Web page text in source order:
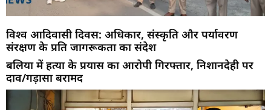
विश्व आदिवासी दिवस: अधिकार, संस्कृति और पर्यावरण
संरक्षण के प्रति जागरूकता का संदेश
बलिया में हत्या के प्रयास का आरोपी गिरफ्तार, निशानदेही पर
दाव/गड़ासा बरामद